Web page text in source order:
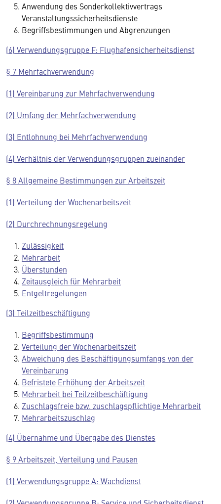
Anwendung des Sonderkollektivvertrags
Veranstaltungssicherheitsdienste
Begriffsbestimmungen und Abgrenzungen
(6) Verwendungsgruppe F: Flughafensicherheitsdienst
§ 7 Mehrfachverwendung
(1) Vereinbarung zur Mehrfachverwendung
(2) Umfang der Mehrfachverwendung
(3) Entlohnung bei Mehrfachverwendung
(4) Verhältnis der Verwendungsgruppen zueinander
§ 8 Allgemeine Bestimmungen zur Arbeitszeit
(1) Verteilung der Wochenarbeitszeit
(2) Durchrechnungsregelung
Zulässigkeit
Mehrarbeit
Überstunden
Zeitausgleich für Mehrarbeit
Entgeltregelungen
(3) Teilzeitbeschäftigung
Begriffsbestimmung
Verteilung der Wochenarbeitszeit
Abweichung des Beschäftigungsumfangs von der
Vereinbarung
Befristete Erhöhung der Arbeitszeit
Mehrarbeit bei Teilzeitbeschäftigung
Zuschlagsfreie bzw. zuschlagspflichtige Mehrarbeit
Mehrarbeitszuschlag
(4) Übernahme und Übergabe des Dienstes
§ 9 Arbeitszeit, Verteilung und Pausen
(1) Verwendungsgruppe A: Wachdienst